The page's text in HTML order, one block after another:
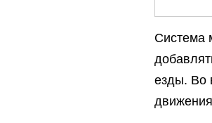
Система
езды. Во